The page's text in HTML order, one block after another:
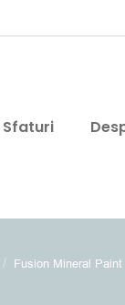
Sfaturi
here:
Fusion Mineral Paint